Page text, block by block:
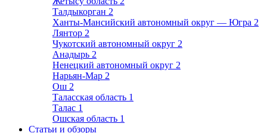
Талдыкорган 2
Ханты-Мансийский автономный округ — Югра 2
Лянтор 2
Чукотский автономный округ 2
Анадырь 2
Ненецкий автономный округ 2
Нарьян-Мар 2
Ош 2
Таласская область 1
Талас 1
Ошская область 1
Статьи и обзоры